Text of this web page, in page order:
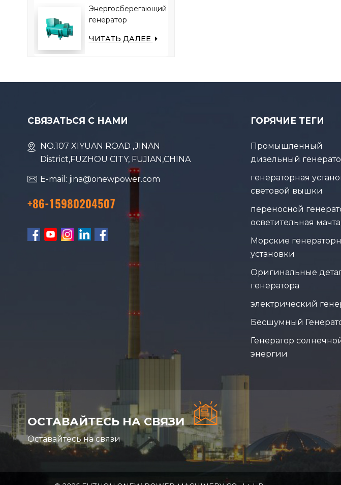
генератор
Энергосберегающий
генератор
мощностью 6,5 кВт
ЧИТАТЬ ДАЛЕЕ
СВЯЗАТЬСЯ С НАМИ
NO.107 XIYUAN ROAD ,JINAN
District,FUZHOU CITY, FUJIAN,CHINA
E-mail: jina@onewpower.com
+86-15980204507
ГОРЯЧИЕ ТЕГИ
Промышленный
дизельный
генераторная
световой вышки
переносной
осветительная мачта
Морские
установки
Оригинальные
генератора
электрический
Бесшумный
Генератор
энергии
ОСТАВАЙТЕСЬ НА СВЯЗИ
Оставайтесь на связи